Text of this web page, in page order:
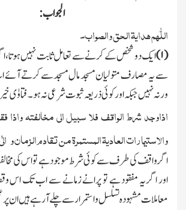
الجواب:
اللّٰھم ھدایۃ الحق والصواب۔
(۱) ایك دو شخص کے کرنے سے تعامل ثابت نہیں
سے یہ مصارف متولیان مسجد مال مسجد سے کرتے آئے
ورنہ نہیں جبکہ اور کوئی ذریعہ ثبوت شرعی نہ ہو۔فتاوٰی
اذاوجد شرط الواقف فلا سبیل الی مخالفتہ واذا
والاستیمارات العادیۃ المستمرۃ من تقادم الزمان و
اگر واقف کی طرف سے کوئی شرط موجود ہے تو اس کی
اور اگر یہ مفقود ہے تو پرانے زمانے سے اب تك
معاملاتمشہودہ تسلسل و استمرار سے چلے آرہے ہیں ان